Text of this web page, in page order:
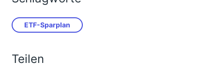
ETF-Sparplan
Teilen